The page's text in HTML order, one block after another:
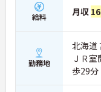
給料 月収
勤務地
北海
ＪＲ
歩29分